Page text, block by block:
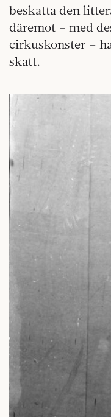
beskatta den
däremot – med
cirkuskonster –
skatt.